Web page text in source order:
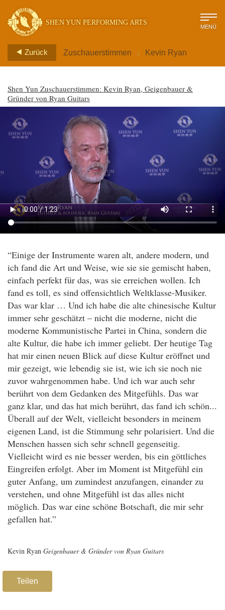
SHEN YUN PERFORMING ARTS MENÜ
Zurück Zuschauerstimmen > Kevin Ryan
Shen Yun Zuschauerstimmen: Kevin Ryan, Geigenbauer &
Gründer von Ryan Guitars
“Einige der Instrumente waren alt, andere modern, und
ich fand die Art und Weise, wie sie sie gemischt haben,
einfach perfekt für das, was sie erreichen wollen. Ich
fand es toll, es sind offensichtlich Weltklasse-Musiker.
Das war klar … Und ich habe die alte chinesische Kultur
immer sehr geschätzt – nicht die moderne, nicht die
moderne Kommunistische Partei in China, sondern die
alte Kultur, die habe ich immer geliebt. Der heutige Tag
hat mir einen neuen Blick auf diese Kultur eröffnet und
mir gezeigt, wie lebendig sie ist, wie ich sie noch nie
zuvor wahrgenommen habe. Und ich war auch sehr
berührt von dem Gedanken des Mitgefühls. Das war
ganz klar, und das hat mich berührt, das fand ich schön...
Überall auf der Welt, vielleicht besonders in meinem
eigenen Land, ist die Stimmung sehr polarisiert. Und die
Menschen hassen sich sehr schnell gegenseitig.
Vielleicht wird es nie besser werden, bis ein göttliches
Eingreifen erfolgt. Aber im Moment ist Mitgefühl ein
guter Anfang, um zumindest anzufangen, einander zu
verstehen, und ohne Mitgefühl ist das alles nicht
möglich. Das war eine schöne Botschaft, die mir sehr
gefallen hat.”
Kevin Ryan Geigenbauer & Gründer von Ryan Guitars
Teilen